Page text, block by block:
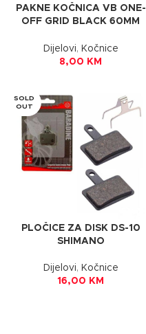
PAKNE KOČNICA VB ONE-
OFF GRID BLACK 60MM
Dijelovi, Kočnice
8,00 KM
SOLD
OUT
PLOČICE ZA DISK DS-10
SHIMANO
Dijelovi, Kočnice
16,00 KM